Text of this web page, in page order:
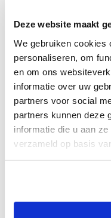
Deze website maakt
We gebruiken cookies
personaliseren, om
en om ons
informatie over uw
partners voor social
partners kunnen deze
informatie die u aan
verzameld op basis
van CEO op zich
CCO/COO gaat
Top Bakkers Groep:
Samen sterk.
Download hier het